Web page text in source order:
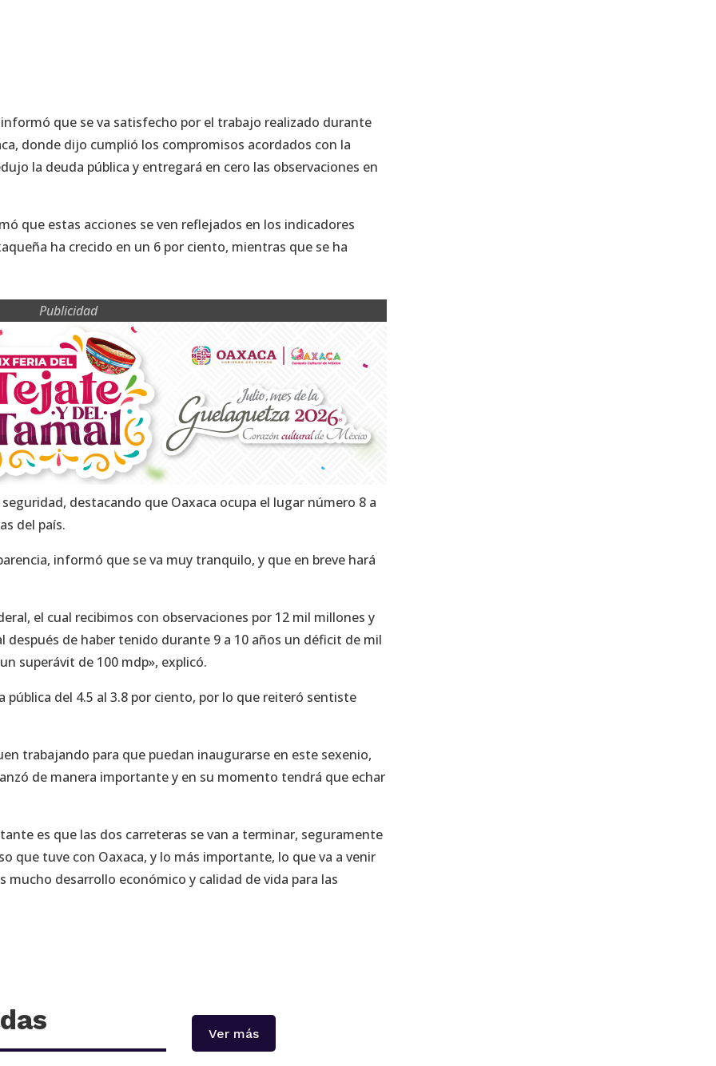
que se va satisfecho por el trabajo realizado durante
donde dijo cumplió los compromisos acordados con la
la deuda pública y entregará en cero las observaciones en
que estas acciones se ven reflejados en los indicadores
ha crecido en un 6 por ciento, mientras que se ha
Publicidad
destacando que Oaxaca ocupa el lugar número 8 a
del país.
informó que se va muy tranquilo, y que en breve hará
el cual recibimos con observaciones por 12 mil millones y
después de haber tenido durante 9 a 10 años un déficit de mil
superávit de 100 mdp», explicó.
del 4.5 al 3.8 por ciento, por lo que reiteró sentiste
trabajando para que puedan inaugurarse en este sexenio,
de manera importante y en su momento tendrá que echar
es que las dos carreteras se van a terminar, seguramente
que tuve con Oaxaca, y lo más importante, lo que va a venir
mucho desarrollo económico y calidad de vida para las
Ver más